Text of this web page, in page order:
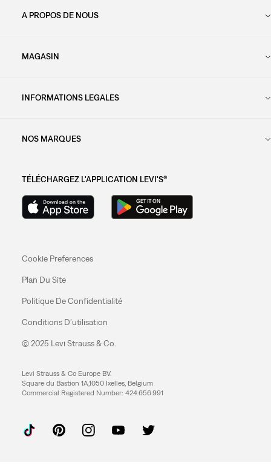
A PROPOS DE NOUS
MAGASIN
INFORMATIONS LEGALES
NOS MARQUES
TÉLÉCHARGEZ L'APPLICATION LEVI'S®
Cookie Preferences
Plan Du Site
Politique De Confidentialité
Conditions D’utilisation
© 2025 Levi Strauss & Co.
Levi Strauss & Co Europe BV.
Square du Bastion 1A,1050 Ixelles, Belgium
Commercial Registered Number: 424.656.991